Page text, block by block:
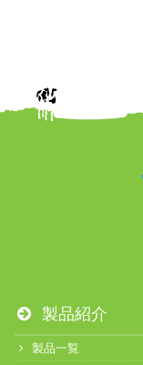
製品紹介
製品一覧